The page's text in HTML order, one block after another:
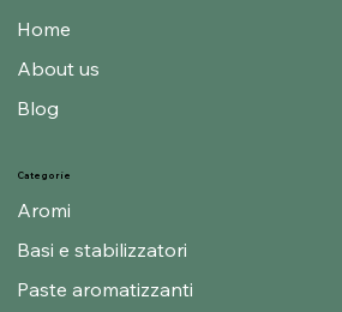
Categorie
Aromi
Basi e stabilizzatori
Paste aromatizzanti
Home
About us
Blog